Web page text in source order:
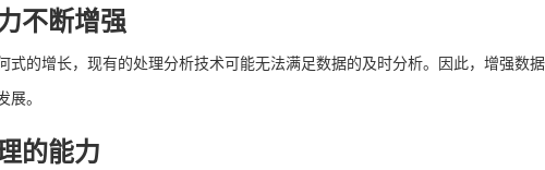
不断增强
式的增长，现有的处理分析技术可能无法满足数据的及时分析。因此，增强
。
的能力